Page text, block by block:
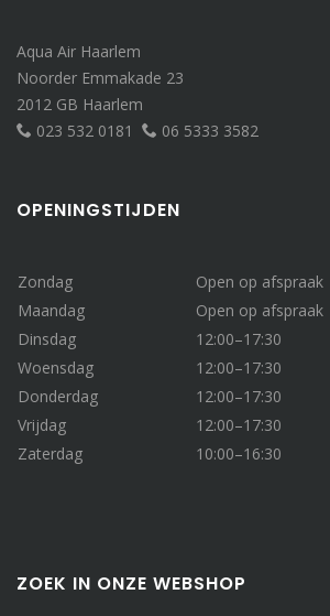
Aqua Air Haarlem
Noorder Emmakade 23
2012 GB Haarlem
023 532 0181
06 5333 3582
OPENINGSTIJDEN
Zondag
Open op afspraak
Maandag
Open op afspraak
Dinsdag
12:00–17:30
Woensdag
12:00–17:30
Donderdag
12:00–17:30
Vrijdag
12:00–17:30
Zaterdag
10:00–16:30
ZOEK IN ONZE WEBSHOP